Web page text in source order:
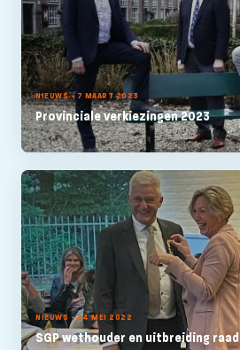
NIEUWS - 7 MAART 2023
Provinciale verkiezingen 2023
NIEUWS - 24 MEI 2022
SGP wethouder en uitbreiding raad